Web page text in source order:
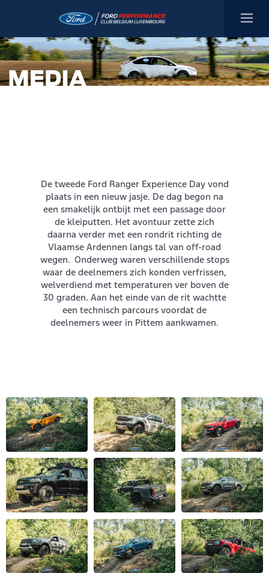
De tweede Ford Ranger Experience Day vond
plaats in een nieuw jasje. De dag begon na
een smakelijk ontbijt met een passage door
de kleiputten. Het avontuur zette zich
daarna verder met een rondrit richting de
Vlaamse Ardennen langs tal van off-road
wegen. Onderweg waren verschillende stops
waar de deelnemers zich konden verfrissen,
welverdiend met temperaturen ver boven de
30 graden. Aan het einde van de rit wachtte
een technisch parcours voordat de
deelnemers weer in Pittem aankwamen.